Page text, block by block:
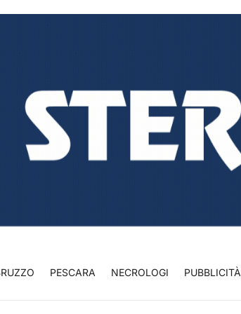
PESCARA NECROLOGI PUBBLICITÀ